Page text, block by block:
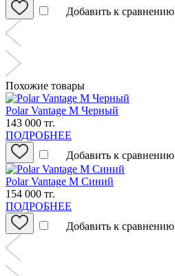
Добавить к сравнению
Похожие товары
Polar Vantage M Черный
143 000 тг.
ПОДРОБНЕЕ
Добавить к сравнению
Polar Vantage M Синий
154 000 тг.
ПОДРОБНЕЕ
Добавить к сравнению